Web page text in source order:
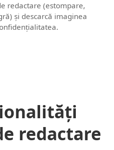
redactare (estompare,
și descarcă imaginea
redactare